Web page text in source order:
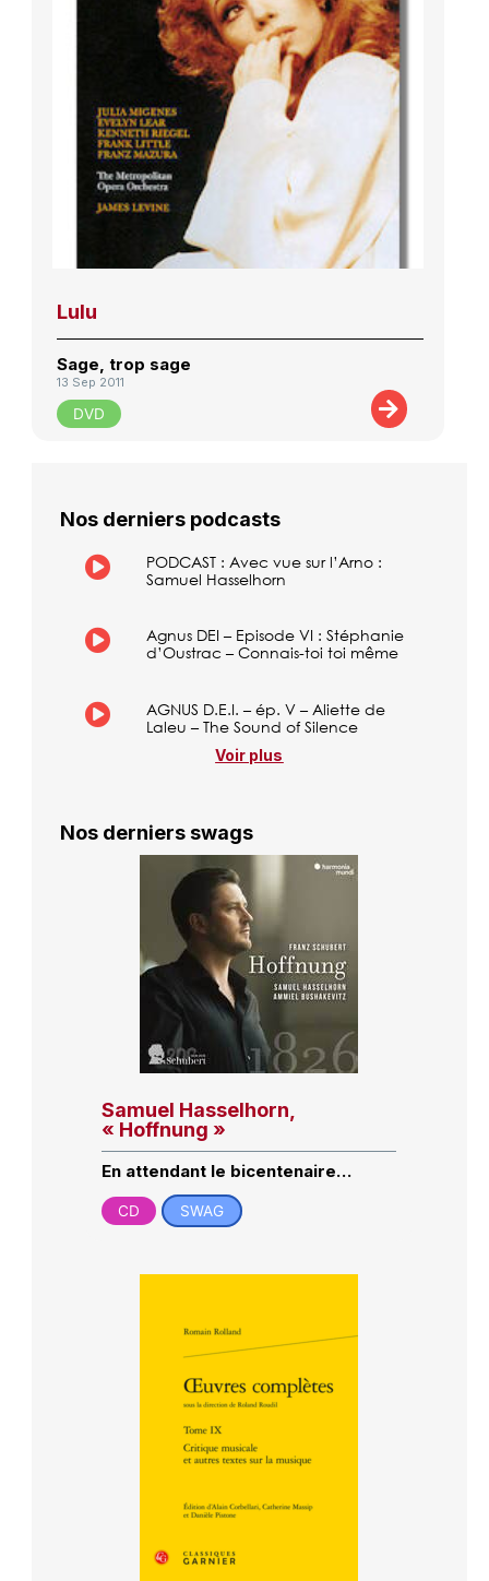
Lulu
Sage, trop sage
13 Sep 2011
DVD
Nos derniers podcasts
PODCAST : Avec vue sur l’Arno :
Samuel Hasselhorn
Agnus DEI – Episode VI : Stéphanie
d’Oustrac – Connais-toi toi même
AGNUS D.E.I. – ép. V – Aliette de
Laleu – The Sound of Silence
Voir plus
Nos derniers swags
Samuel Hasselhorn,
« Hoffnung »
En attendant le bicentenaire…
CD SWAG